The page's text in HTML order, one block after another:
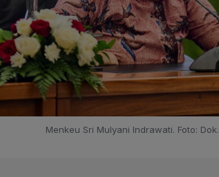
Menkeu Sri Mulyani Indrawati. Foto: